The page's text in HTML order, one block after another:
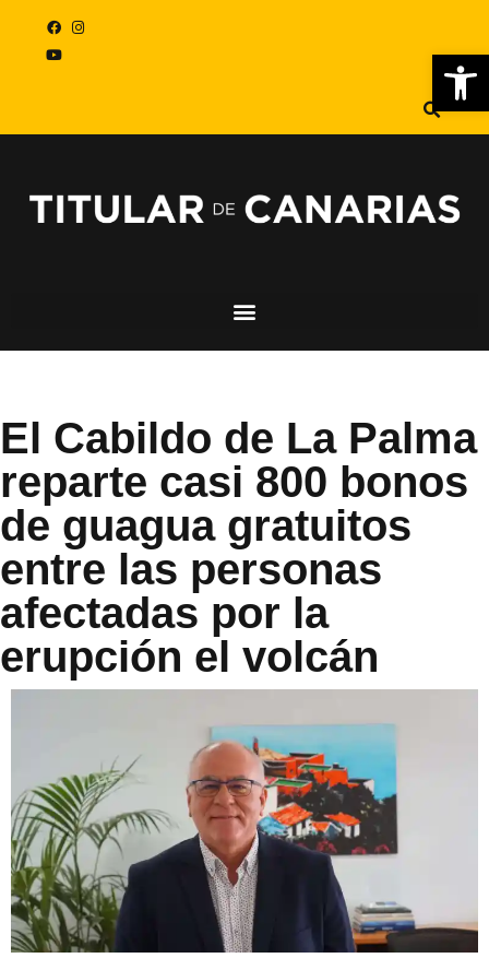
El Cabildo de La Palma
reparte casi 800 bonos
de guagua gratuitos
entre las personas
afectadas por la
erupción el volcán